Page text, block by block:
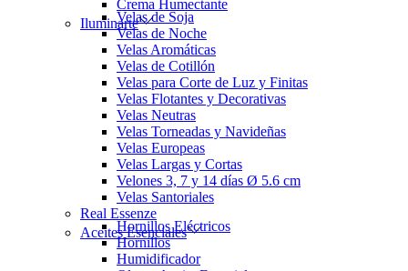
Crema Humectante
IluminarteVelas de Soja
Velas de Noche
Velas Aromáticas
Velas de Cotillón
Velas para Corte de Luz y Finitas
Velas Flotantes y Decorativas
Velas Neutras
Velas Torneadas y Navideñas
Velas Europeas
Velas Largas y Cortas
Velones 3, 7 y 14 días Ø 5.6 cm
Velas Santoriales
Real Essenze
Aceites Esenciales
Hornillos Eléctricos
Hornillos
Humidificador